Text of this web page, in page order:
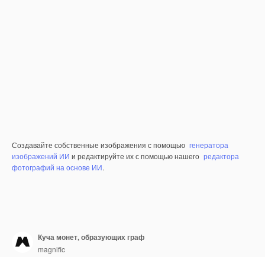
Создавайте собственные изображения с помощью генератора
изображений ИИ и редактируйте их с помощью нашего редактора
фотографий на основе ИИ.
Куча монет, образующих граф
magnific